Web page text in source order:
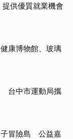
供優質就業機會
康博物館、玻璃
台中市運動局攜
子冒險島 公益嘉